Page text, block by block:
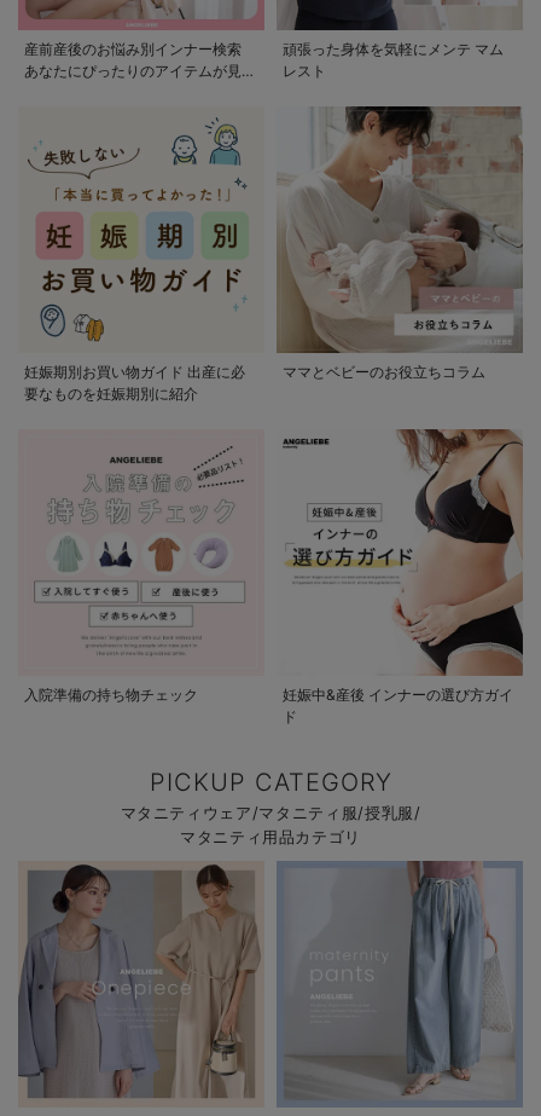
産前産後のお悩み別インナー検索
あなたにぴったりのアイテムが見つ
頑張った身体を気軽にメンテ マム
レスト
妊娠期別お買い物ガイド 出産に必
要なものを妊娠期別に紹介
ママとベビーのお役立ちコラム
入院準備の持ち物チェック
妊娠中&産後 インナーの選び方ガイ
ド
PICKUP CATEGORY
マタニティウェア/マタニティ服/授乳服/
マタニティ用品カテゴリ